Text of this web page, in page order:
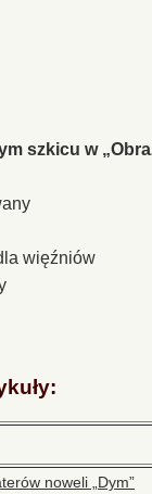
szkicu w
więźniów
noweli „Dym”